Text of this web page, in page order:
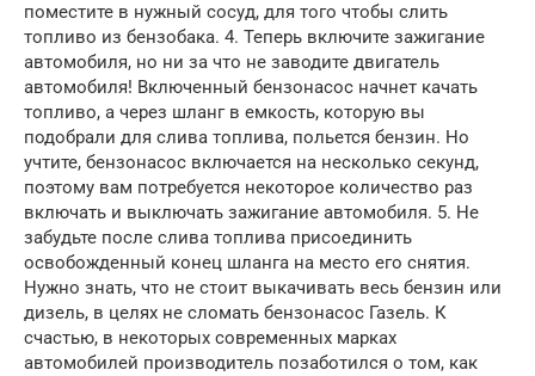
поместите в нужный сосуд, для того чтобы слить
топливо из бензобака. 4. Теперь включите зажигание
автомобиля, но ни за что не заводите двигатель
автомобиля! Включенный бензонасос начнет качать
топливо, а через шланг в емкость, которую вы
подобрали для слива топлива, польется бензин. Но
учтите, бензонасос включается на несколько секунд,
поэтому вам потребуется некоторое количество раз
включать и выключать зажигание автомобиля. 5. Не
забудьте после слива топлива присоединить
освобожденный конец шланга на место его снятия.
Нужно знать, что не стоит выкачивать весь бензин или
дизель, в целях не сломать бензонасос Газель. К
счастью, в некоторых современных марках
автомобилей производитель позаботился о том, как